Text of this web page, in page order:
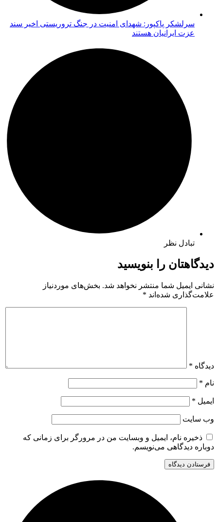
سرلشکر پاکپور: شهدای امنیت در جنگ تروریستی اخیر سند
عزت ایرانیان هستند
تبادل نظر
دیدگاهتان را بنویسید
نشانی ایمیل شما منتشر نخواهد شد. بخش‌های موردنیاز
علامت‌گذاری شده‌اند *
دیدگاه *
نام *
ایمیل *
وب‌ سایت
ذخیره نام، ایمیل و وبسایت من در مرورگر برای زمانی که
دوباره دیدگاهی می‌نویسم.